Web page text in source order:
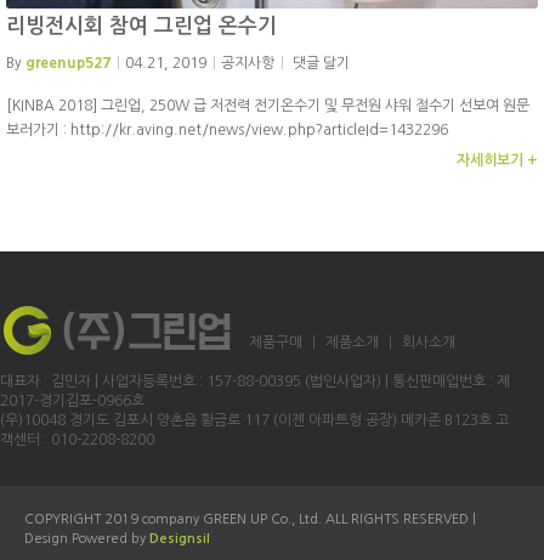
리빙전시회 참여 그린업 온수기
By greenup527 04.21, 2019 공지사항 댓글 달기
[KINBA 2018] 그린업, 250W 급 저전력 전기온수기 및 무전원 샤워 절수기 선보여 원문
보러가기 : http://kr.aving.net/news/view.php?articleId=1432296
자세히보기 +
제품구매 제품소개 회사소개
대표자 : 김민자 | 사업자등록번호 : 157-88-00395 (법인사업자) | 통신판매업번호 : 제
2017-경기김포-0966호
(우)10048 경기도 김포시 양촌읍 황금로 117 (이젠 아파트형 공장) 메카존 B123호 고
객센터 : 010-2208-8200
COPYRIGHT 2019 company GREEN UP Co., Ltd. ALL RIGHTS RESERVED |
Design Powered by Designsil